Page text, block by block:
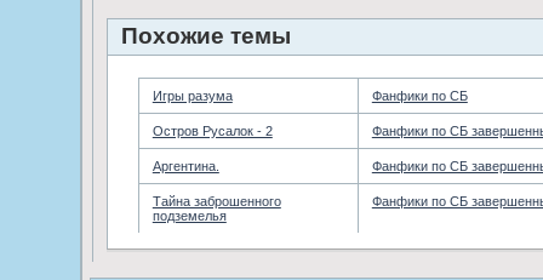
Похожие темы
Игры разума Фанфики по СБ
Остров Русалок - 2 Фанфики по СБ
Аргентина. Фанфики по СБ
Тайна заброшенного
подземелья
Фанфики по СБ